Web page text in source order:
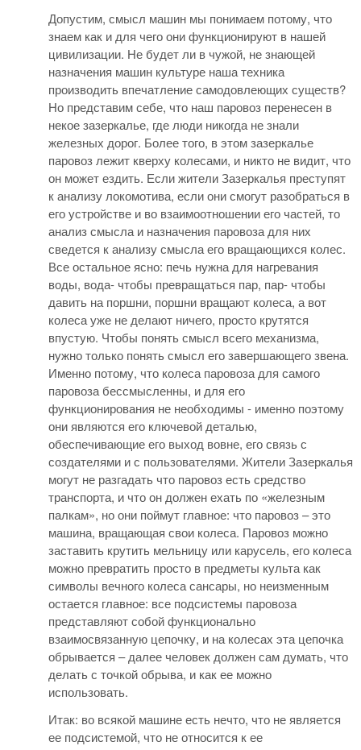
Допустим, смысл машин мы понимаем потому, что
знаем как и для чего они функционируют в нашей
цивилизации. Не будет ли в чужой, не знающей
назначения машин культуре наша техника
производить впечатление самодовлеющих существ?
Но представим себе, что наш паровоз перенесен в
некое зазеркалье, где люди никогда не знали
железных дорог. Более того, в этом зазеркалье
паровоз лежит кверху колесами, и никто не видит, что
он может ездить. Если жители Зазеркалья преступят
к анализу локомотива, если они смогут разобраться в
его устройстве и во взаимоотношении его частей, то
анализ смысла и назначения паровоза для них
сведется к анализу смысла его вращающихся колес.
Все остальное ясно: печь нужна для нагревания
воды, вода- чтобы превращаться пар, пар- чтобы
давить на поршни, поршни вращают колеса, а вот
колеса уже не делают ничего, просто крутятся
впустую. Чтобы понять смысл всего механизма,
нужно только понять смысл его завершающего звена.
Именно потому, что колеса паровоза для самого
паровоза бессмысленны, и для его
функционирования не необходимы - именно поэтому
они являются его ключевой деталью,
обеспечивающие его выход вовне, его связь с
создателями и с пользователями. Жители Зазеркалья
могут не разгадать что паровоз есть средство
транспорта, и что он должен ехать по «железным
палкам», но они поймут главное: что паровоз – это
машина, вращающая свои колеса. Паровоз можно
заставить крутить мельницу или карусель, его колеса
можно превратить просто в предметы культа как
символы вечного колеса сансары, но неизменным
остается главное: все подсистемы паровоза
представляют собой функционально
взаимосвязанную цепочку, и на колесах эта цепочка
обрывается – далее человек должен сам думать, что
делать с точкой обрыва, и как ее можно
использовать.
Итак: во всякой машине есть нечто, что не является
ее подсистемой, что не относится к ее